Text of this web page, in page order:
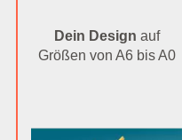
Dein Design auf
Größen von A6 bis A0